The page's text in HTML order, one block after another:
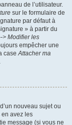
de l’utilisateur.
sur le formulaire de
par défaut à
» à partir du
> Modifier les
empêcher une
case Attacher ma
nouveau sujet ou
en avez les
message (si vous ne